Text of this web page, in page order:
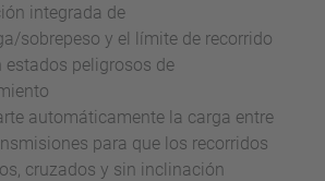
integrada de
sobrepeso y el límite de recorrido
estados peligrosos de
automáticamente la carga entre
para que los recorridos
cruzados y sin inclinación